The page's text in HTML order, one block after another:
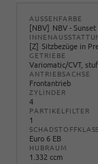
AUSSENFARBE
NBV NBV - Sunset
Z Sitzbezüge in
GETRIEBE
Variomatic/CVT,
ANTRIEBSACHSE
Frontantrieb
ZYLINDER
4
PARTIKELFILTER
1
Euro 6 EB
HUBRAUM
1.332 ccm